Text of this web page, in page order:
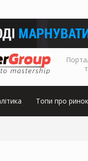
Топи про ринок